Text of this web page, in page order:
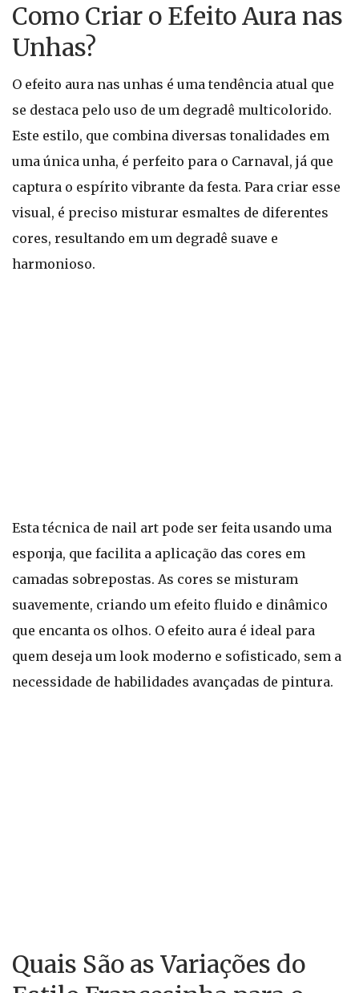
Como Criar o Efeito Aura nas
Unhas?
O efeito aura nas unhas é uma tendência atual que
se destaca pelo uso de um degradê multicolorido.
Este estilo, que combina diversas tonalidades em
uma única unha, é perfeito para o Carnaval, já que
captura o espírito vibrante da festa. Para criar esse
visual, é preciso misturar esmaltes de diferentes
cores, resultando em um degradê suave e
harmonioso.
Esta técnica de nail art pode ser feita usando uma
esponja, que facilita a aplicação das cores em
camadas sobrepostas. As cores se misturam
suavemente, criando um efeito fluido e dinâmico
que encanta os olhos. O efeito aura é ideal para
quem deseja um look moderno e sofisticado, sem a
necessidade de habilidades avançadas de pintura.
Quais São as Variações do